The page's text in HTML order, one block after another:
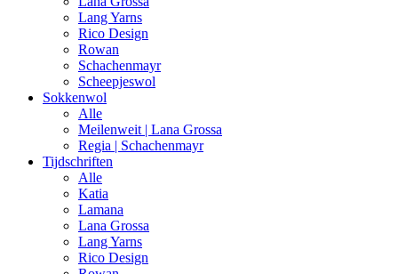
Lang Yarns
Rico Design
Rowan
Schachenmayr
Scheepjeswol
Sokkenwol
Alle
Meilenweit | Lana Grossa
Regia | Schachenmayr
Tijdschriften
Alle
Katia
Lamana
Lana Grossa
Lang Yarns
Rico Design